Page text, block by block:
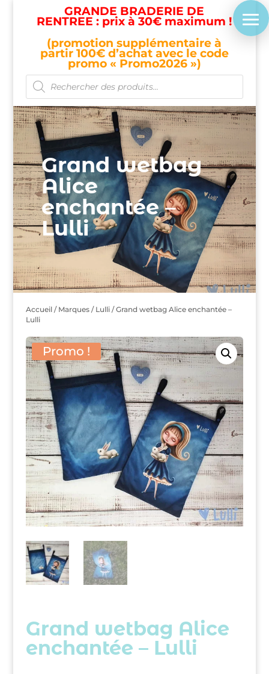
GRANDE BRADERIE DE
RENTREE : prix à 30€ maximum !
(promotion supplémentaire à
partir 100€ d’achat avec le code
promo « Promo2026 »)
Recherche
produits
Grand wetbag
Alice
enchantée –
Lulli
Accueil/ Marques/ Lulli/ Grand wetbag Alice enchantée –
Lulli
Promo !
Grand wetbag Alice
enchantée – Lulli